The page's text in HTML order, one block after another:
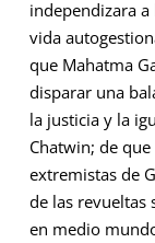
independizara
vida
que Mahatma
disparar una
la justicia y la
Chatwin; de
extremistas de
de las revueltas
en medio